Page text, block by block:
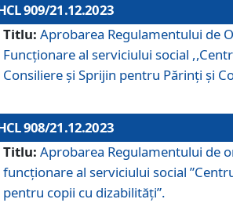
909/21.12.2023
Titlu: Aprobarea Regulamentului de
Funcționare al serviciului social
Consiliere şi Sprijin pentru Părinţi şi
908/21.12.2023
Titlu: Aprobarea Regulamentului de
funcţionare al serviciului social
pentru copii cu dizabilități”.